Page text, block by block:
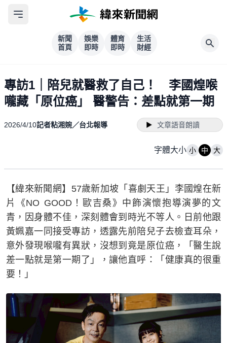
新聞
首頁
娛樂
即時
體育
即時
生活
財經
專訪1｜陪兒就醫救了自己！ 李國煌喉
嚨藏「原位癌」 醫警告：差點就第一期
2026/4/10記者粘湘婉／台北報導 文章語音朗讀
字體大小 小 中 大
【緯來新聞網】57歲新加坡「喜劇天王」李國煌在新
片《NO GOOD！歐吉桑》中飾演懷抱導演夢的文
青，因身體不佳，深刻體會到時光不等人。日前他跟
黃姵嘉一同接受專訪，透露先前陪兒子去檢查耳朵，
意外發現喉嚨有異狀，沒想到竟是原位癌，「醫生說
差一點就是第一期了」，讓他直呼：「健康真的很重
要！」